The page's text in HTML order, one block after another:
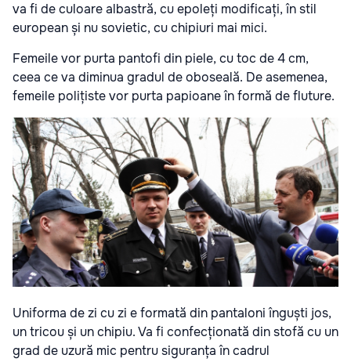
va fi de culoare albastră, cu epoleți modificați, în stil
european și nu sovietic, cu chipiuri mai mici.
Femeile vor purta pantofi din piele, cu toc de 4 cm,
ceea ce va diminua gradul de oboseală. De asemenea,
femeile polițiste vor purta papioane în formă de fluture.
Uniforma de zi cu zi e formată din pantaloni înguști jos,
un tricou și un chipiu. Va fi confecționată din stofă cu un
grad de uzură mic pentru siguranța în cadrul